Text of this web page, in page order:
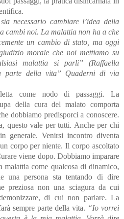
necessario cambiare l’idea della
cambi noi. La malattia non ha a che
un cambio di stato, ma oggi
morale che noi mettiamo su
malattia si parli” (Raffaella
parte della vita” Quaderni di via
come nodo di passaggi. La
della cura del malato comporta
dobbiamo predisporci a conoscere.
questo vale per tutti. Anche per chi
generale. Venirsi incontro diventa
corpo per niente. Il corpo ascoltato
viene dopo. Dobbiamo imparare
malattia come qualcosa di dinamico,
una persona sta tentando di dire
preziosa non una sciagura da cui
di cui non parlare. La
sempre parte della vita. “Io vorrei